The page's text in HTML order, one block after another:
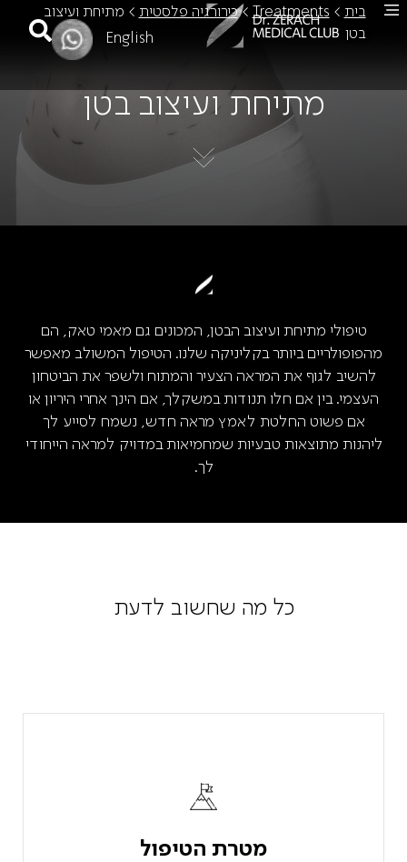
English
בית >
Treatments
>כירורגיה פלסטית > מתיחת ועיצוב
בטן
מתיחת ועיצוב בטן
טיפולי מתיחת ועיצוב הבטן, המכונים גם מאמי טאק, הם
מהפופולריים ביותר בקליניקה שלנו. הטיפול המשולב מאפשר
להשיב לגוף את המראה הצעיר והמתוח ולשפר את הביטחון
העצמי. בין אם חלו תנודות במשקלך, אם הינך אחרי היריון או
אם פשוט החלטת לאמץ מראה חדש, נשמח לסייע לך
ליהנות מתוצאות טבעיות שמחמיאות במדויק למראה הייחודי
לך.
כל מה שחשוב לדעת
מטרת הטיפול